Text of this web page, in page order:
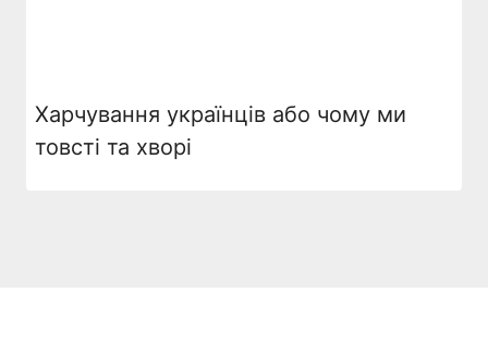
Харчування українців або чому ми
товсті та хворі